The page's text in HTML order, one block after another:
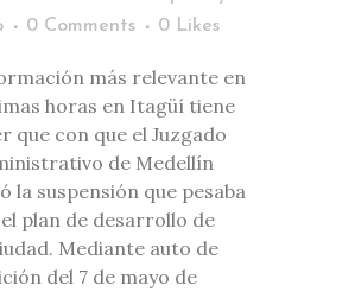
0 Comments 0 Likes
más relevante en
horas en Itagüí tiene
que con que el Juzgado
de Medellín
la suspensión que pesaba
plan de desarrollo de
Mediante auto de
del 7 de mayo de